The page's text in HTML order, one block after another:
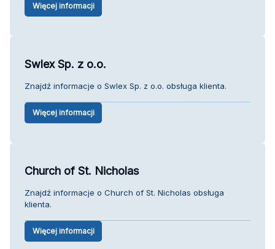
Więcej informacji
Swlex Sp. z o.o.
Znajdź informacje o Swlex Sp. z o.o. obsługa klienta.
Więcej informacji
Church of St. Nicholas
Znajdź informacje o Church of St. Nicholas obsługa
klienta.
Więcej informacji